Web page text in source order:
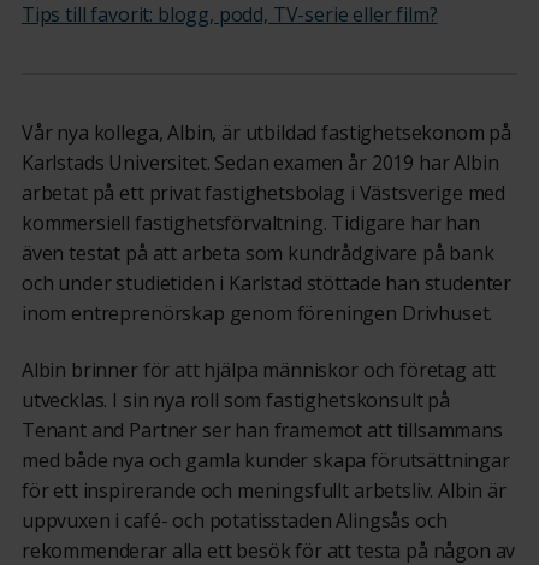
Tips till favorit: blogg, podd, TV-serie eller film?
Vår nya kollega, Albin, är utbildad fastighetsekonom på
Karlstads Universitet. Sedan examen år 2019 har Albin
arbetat på ett privat fastighetsbolag i Västsverige med
kommersiell fastighetsförvaltning. Tidigare har han
även testat på att arbeta som kundrådgivare på bank
och under studietiden i Karlstad stöttade han studenter
inom entreprenörskap genom föreningen Drivhuset.
Albin brinner för att hjälpa människor och företag att
utvecklas. I sin nya roll som fastighetskonsult på
Tenant and Partner ser han framemot att tillsammans
med både nya och gamla kunder skapa förutsättningar
för ett inspirerande och meningsfullt arbetsliv. Albin är
uppvuxen i café- och potatisstaden Alingsås och
rekommenderar alla ett besök för att testa på någon av